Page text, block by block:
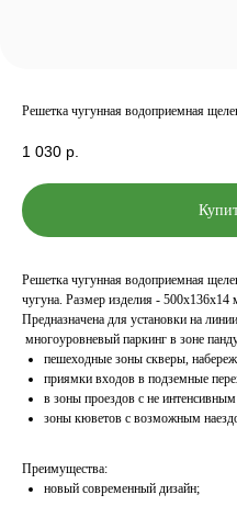
Решетка чугунная водоприемная
1 030 р.
Решетка чугунная водоприемная
чугуна. Размер изделия - 500x136x14
Предназначена для установки на
многоуровневый паркинг в зоне
пешеходные зоны скверы,
приямки входов в подземные
в зоны проездов с не
зоны кюветов с возможным
Преимущества:
новый современный дизайн;